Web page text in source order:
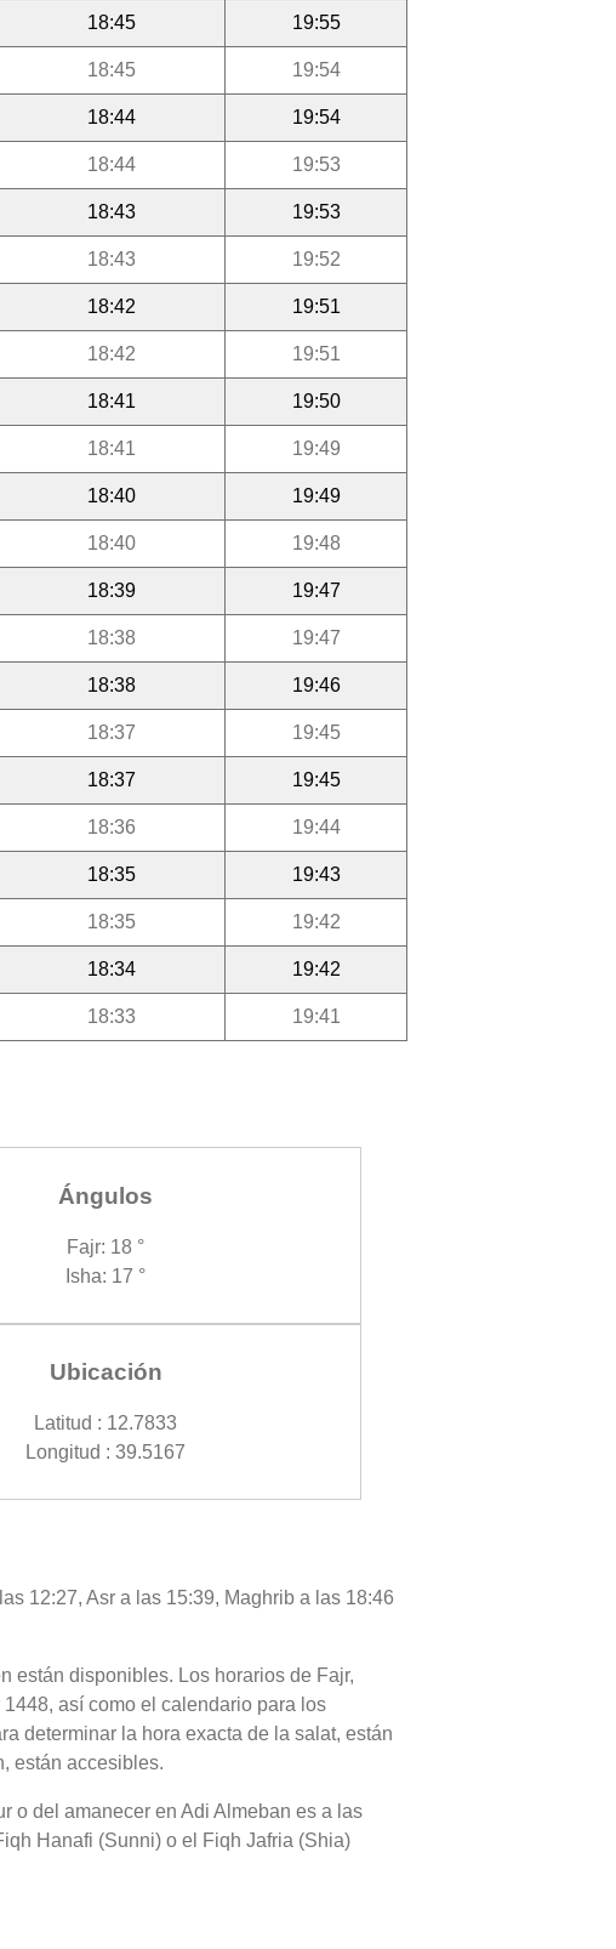
18:45 19:55
18:45 19:54
18:44 19:54
18:44 19:53
18:43 19:53
18:43 19:52
18:42 19:51
18:42 19:51
18:41 19:50
18:41 19:49
18:40 19:49
18:40 19:48
18:39 19:47
18:38 19:47
18:38 19:46
18:37 19:45
18:37 19:45
18:36 19:44
18:35 19:43
18:35 19:42
18:34 19:42
18:33 19:41
Ángulos
Fajr: 18 °
Isha: 17 °
Ubicación
Latitud : 12.7833
Longitud : 39.5167
12:27, Asr a las 15:39, Maghrib a las 18:46
están disponibles. Los horarios de Fajr,
así como el calendario para los
determinar la hora exacta de la salat, están
están accesibles.
o del amanecer en Adi Almeban es a las
Hanafi (Sunni) o el Fiqh Jafria (Shia)